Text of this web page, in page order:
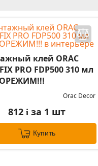
клей ORAC
PRO FDP500 310 мл
Orac Decor
812 iза 1 шт
Купить